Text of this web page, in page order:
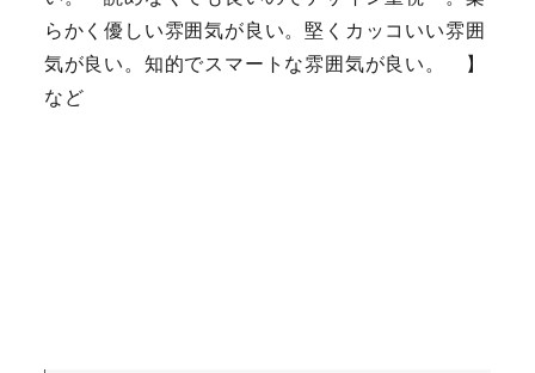
らかく優しい雰囲気が良い。堅くカッコいい雰囲
気が良い。知的でスマートな雰囲気が良い。 】
など